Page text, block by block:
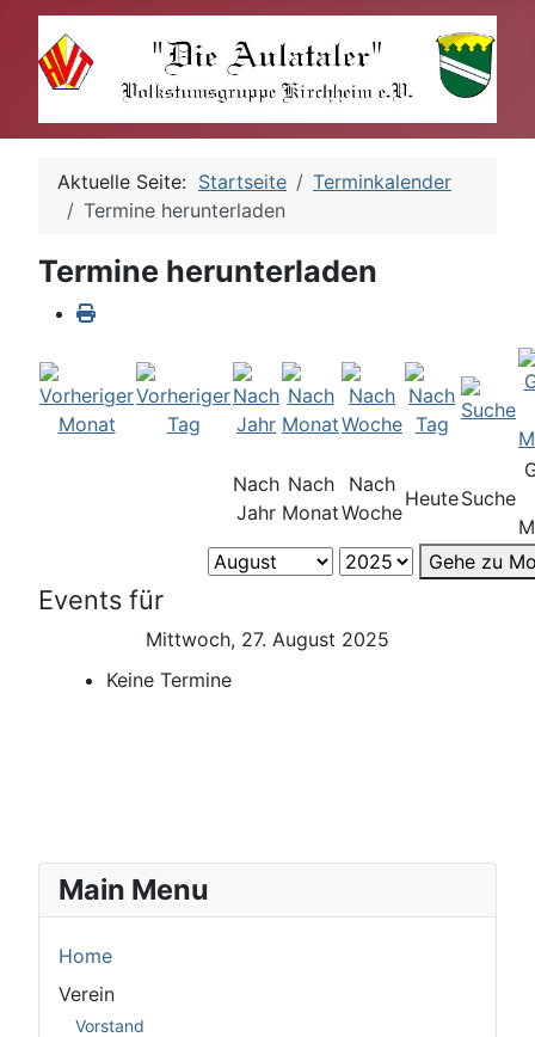
Aktuelle Seite: Startseite
Terminkalender
Termine herunterladen
Termine herunterladen
Nach
Jahr
Nach
Monat
Nach
Woche
HeuteSuche
Gehe zu
Events für
Mittwoch, 27. August 2025
Keine Termine
Main Menu
Home
Verein
Vorstand